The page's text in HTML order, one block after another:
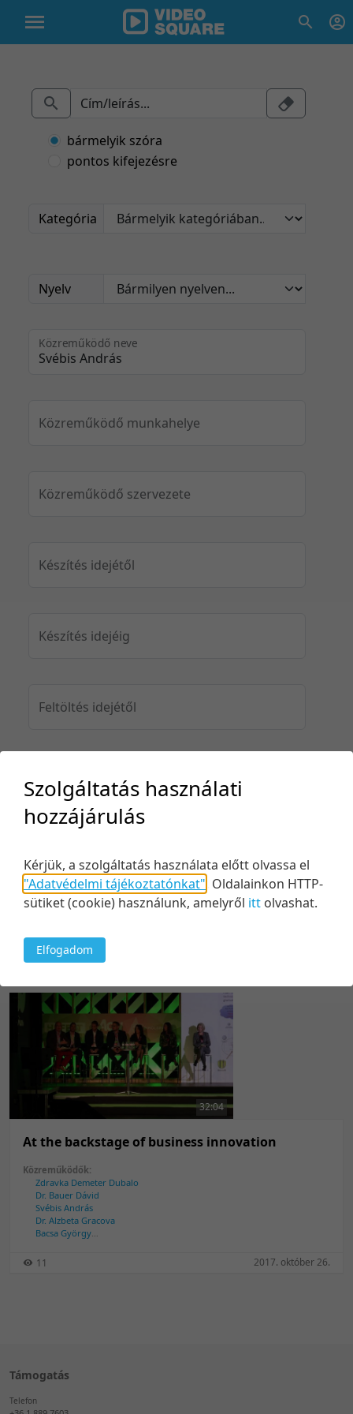
bármelyik szóra
pontos kifejezésre
Kategória
Nyelv
Közreműködő neve
Közreműködő munkahelye
Közreműködő szervezete
Készítés idejétől
Készítés idejéig
Feltöltés idejétől
Feltöltés idejéig
Keresés
Relevancia szerint
Kezdés/felvétel dátuma szerint
Kezdés/felvétel dátuma szerint
Feltöltés dátuma szerint
Feltöltés dátuma szerint
Utolsó módosítás szerint
Utolsó módosítás szerint
1 tétel
5 tétel/oldal
10 tétel/oldal
20 tétel/oldal
50 tétel/oldal
100 tétel/oldal
32:04
At the backstage of business innovation
Közreműködők:
Zdravka Demeter Dubalo
Dr. Bauer Dávid
Svébis András
Dr. Alzbeta Gracova
Bacsa György
Ratatics Péter
11 2017. október 26.
Támogatás
Telefon
Szolgáltatás használati
hozzájárulás
Kérjük, a szolgáltatás használata előtt olvassa el
"Adatvédelmi tájékoztatónkat" Oldalainkon HTTP-
sütiket (cookie) használunk, amelyről itt olvashat.
Elfogadom